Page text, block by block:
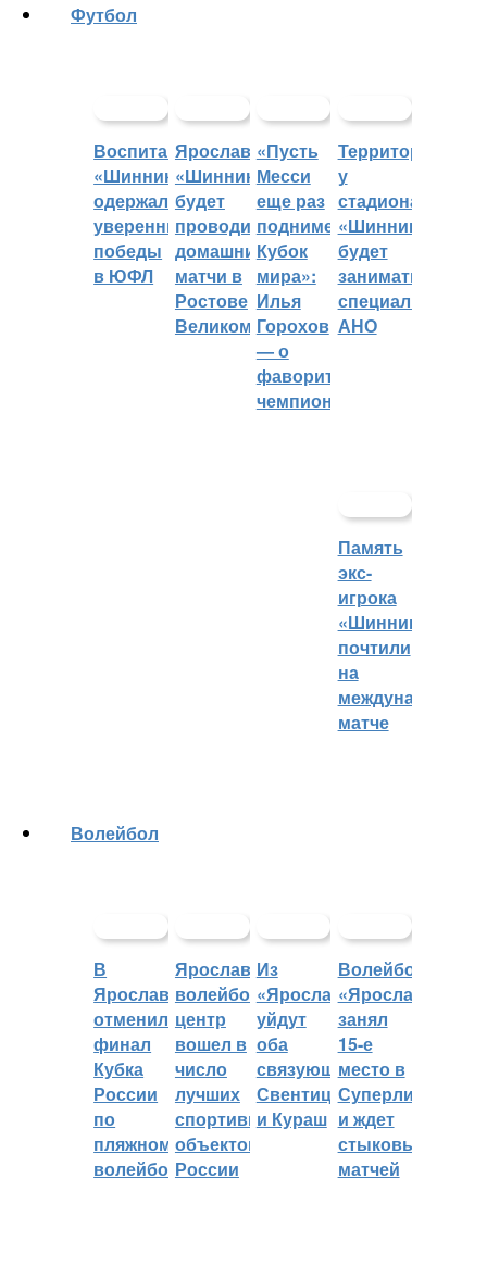
Футбол
Воспитанники
«Шинника»
одержали
уверенные
победы
в ЮФЛ
Ярославский
«Шинник»
будет
проводить
домашние
матчи в
Ростове
Великом
«Пусть
Месси
еще раз
поднимет
Кубок
мира»:
Илья
Горохов
— о
фаворитах
чемпионата
Территорией
у
стадиона
«Шинник»
будет
заниматься
специальное
АНО
Память
экс-
игрока
«Шинника»
почтили
на
международном
матче
Волейбол
В
Ярославле
отменили
финал
Кубка
России
по
пляжному
волейболу
Ярославский
волейбольный
центр
вошел в
число
лучших
спортивных
объектов
России
Из
«Ярославича»
уйдут
оба
связующих:
Свентицкис
и Кураш
Волейбольный
«Ярославич»
занял
15-е
место в
Суперлиге
и ждет
стыковых
матчей